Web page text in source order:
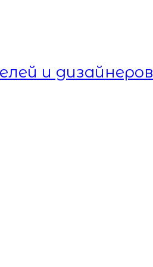
и дизайнеров